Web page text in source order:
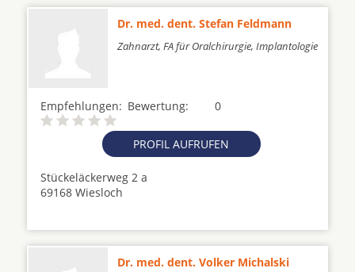
Dr. med. dent. Stefan Feldmann
Zahnarzt, FA für Oralchirurgie, Implantologie
Empfehlungen: 0
Bewertung:
PROFIL AUFRUFEN
Stückeläckerweg 2 a
69168 Wiesloch
Dr. med. dent. Volker Michalski